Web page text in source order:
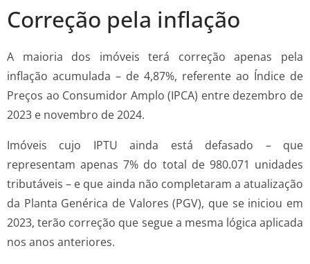
Correção pela inflação
A maioria dos imóveis terá correção apenas pela
inflação acumulada – de 4,87%, referente ao Índice de
Preços ao Consumidor Amplo (IPCA) entre dezembro de
2023 e novembro de 2024.
Imóveis cujo IPTU ainda está defasado – que
representam apenas 7% do total de 980.071 unidades
tributáveis – e que ainda não completaram a atualização
da Planta Genérica de Valores (PGV), que se iniciou em
2023, terão correção que segue a mesma lógica aplicada
nos anos anteriores.